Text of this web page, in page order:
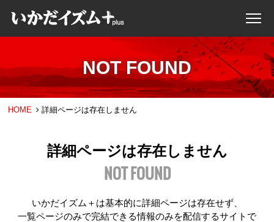
NOT FOUND
HOME 詳細ページは存在しません
詳細ページは存在しません
NOT FOUND
いかだイズム＋は基本的に詳細ページは存在せず、
一覧ページのみで完結できる情報のみを配信するサイトで